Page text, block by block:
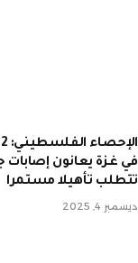
في غزة يعانون
تتطلب تأهيلا مستمرا
ديسمبر 4, 2025